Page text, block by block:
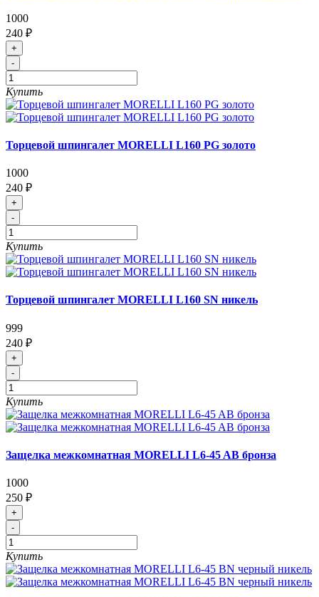
1000
240 ₽
+
-
Купить
Торцевой шпингалет MORELLI L160 PG золото
1000
240 ₽
+
-
Купить
Торцевой шпингалет MORELLI L160 SN никель
999
240 ₽
+
-
Купить
Защелка межкомнатная MORELLI L6-45 AB бронза
1000
250 ₽
+
-
Купить